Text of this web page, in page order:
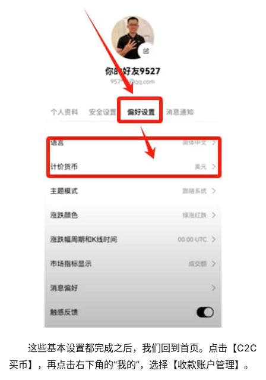
这些基本设置都完成之后，我们回到首页。点击【C2C
买币】，再点击右下角的“我的”，选择【收款账户管理】。